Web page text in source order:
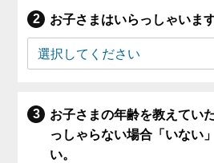
お子さまはいらっしゃいます
お子さまの年齢を教えてい
っしゃらない場合「いない
い。